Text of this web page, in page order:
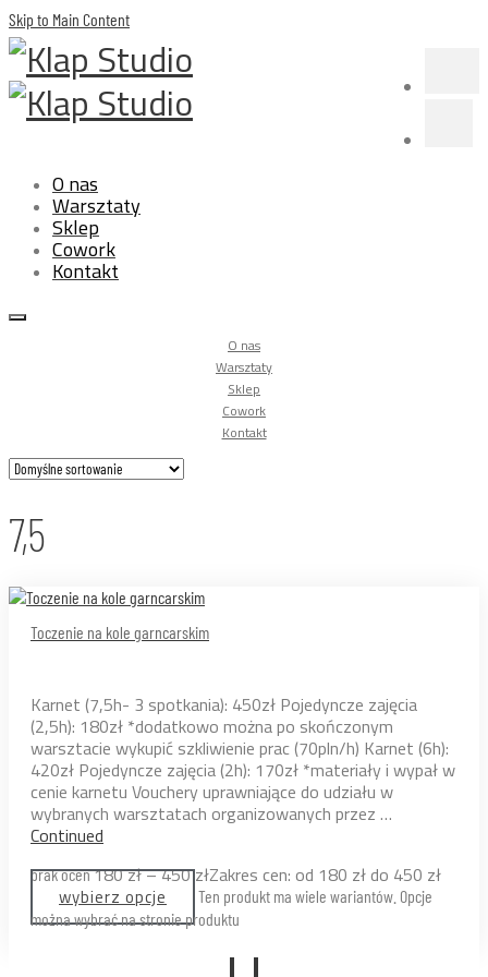
Skip to Main Content
O nas
Warsztaty
Sklep
Cowork
Kontakt
O nas
Warsztaty
Sklep
Cowork
Kontakt
7,5
Toczenie na kole garncarskim
Karnet (7,5h- 3 spotkania): 450zł Pojedyncze zajęcia
(2,5h): 180zł *dodatkowo można po skończonym
warsztacie wykupić szkliwienie prac (70pln/h) Karnet (6h):
420zł Pojedyncze zajęcia (2h): 170zł *materiały i wypał w
cenie karnetu Vouchery uprawniające do udziału w
wybranych warsztatach organizowanych przez …
Continued
brak ocen180zł–450złZakres cen: od 180 zł do 450 zł
wybierz opcje
Ten produkt ma wiele wariantów. Opcje
można wybrać na stronie produktu